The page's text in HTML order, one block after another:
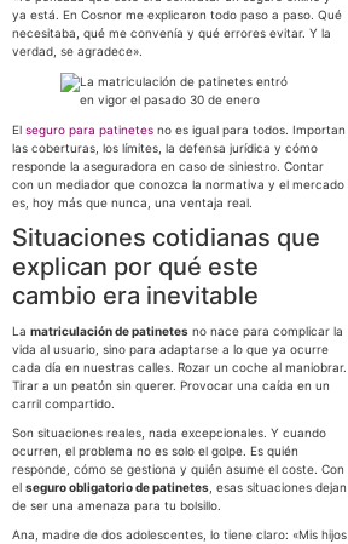
ya está. En Cosnor me explicaron todo paso a paso. Qué
necesitaba, qué me convenía y qué errores evitar. Y la
verdad, se agradece».
El seguro para patinetes no es igual para todos. Importan
las coberturas, los límites, la defensa jurídica y cómo
responde la aseguradora en caso de siniestro. Contar
con un mediador que conozca la normativa y el mercado
es, hoy más que nunca, una ventaja real.
Situaciones cotidianas que
explican por qué este
cambio era inevitable
La matriculación de patinetes no nace para complicar la
vida al usuario, sino para adaptarse a lo que ya ocurre
cada día en nuestras calles. Rozar un coche al maniobrar.
Tirar a un peatón sin querer. Provocar una caída en un
carril compartido.
Son situaciones reales, nada excepcionales. Y cuando
ocurren, el problema no es solo el golpe. Es quién
responde, cómo se gestiona y quién asume el coste. Con
el seguro obligatorio de patinetes , esas situaciones dejan
de ser una amenaza para tu bolsillo.
Ana, madre de dos adolescentes, lo tiene claro: «Mis hijos